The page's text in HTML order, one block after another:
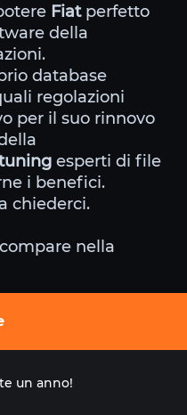
Fiatperfetto
della
database
regolazioni
per il suo rinnovo
esperti di file
i benefici.
chiederci.
nella
un anno!